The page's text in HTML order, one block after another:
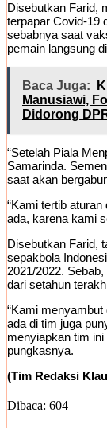
Disebutkan Farid,
terpapar Covid-19
sebabnya saat
pemain langsung
Baca Juga:
Manusiawi,
Didorong
“Setelah Piala
Samarinda.
saat akan
“Kami tertib
ada, karena kami
Disebutkan Farid,
sepakbola
2021/2022.
dari setahun
“Kami
ada di tim juga
menyiapkan tim
pungkasnya.
(Tim Redaksi
Dibaca: 604